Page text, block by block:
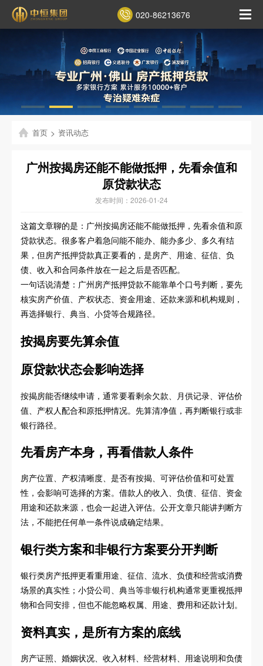
020-86213676
首页 > 资讯动态
广州按揭房还能不能做抵押，先看余值和
原贷款状态
发布时间：2026-01-24
这篇文章聊的是：广州按揭房还能不能做抵押，先看余值和原
贷款状态。很多客户着急问能不能办、能办多少、多久有结
果，但房产抵押贷款真正要看的，是房产、用途、征信、负
债、收入和合同条件放在一起之后是否匹配。
一句话说清楚：广州房产抵押贷款不能靠单个口号判断，要先
核实房产价值、产权状态、资金用途、还款来源和机构规则，
再选择银行、典当、小贷等合规路径。
按揭房要先算余值
原贷款状态会影响选择
按揭房能否继续申请，通常要看剩余欠款、月供记录、评估价
值、产权人配合和原抵押情况。先算清净值，再判断银行或非
银行路径。
先看房产本身，再看借款人条件
房产位置、产权清晰度、是否有按揭、可评估价值和可处置
性，会影响可选择的方案。借款人的收入、负债、征信、资金
用途和还款来源，也会一起进入评估。公开文章只能讲判断方
法，不能把任何单一条件说成确定结果。
银行类方案和非银行方案要分开判断
银行类房产抵押更看重用途、征信、流水、负债和经营或消费
场景的真实性；小贷公司、典当等非银行机构通常更重视抵押
物和合同安排，但也不能忽略权属、用途、费用和还款计划。
资料真实，是所有方案的底线
房产证照、婚姻状况、收入材料、经营材料、用途说明和负债